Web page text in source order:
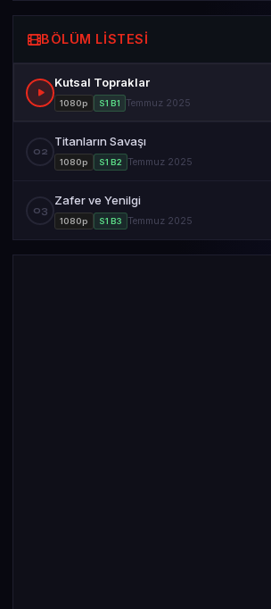
BÖLÜM LISTESI
Kutsal Topraklar
1080p S1 B1 Temmuz 2025
02
Titanların Savaşı
1080p S1 B2 Temmuz 2025
03
Zafer ve Yenilgi
1080p S1 B3 Temmuz 2025